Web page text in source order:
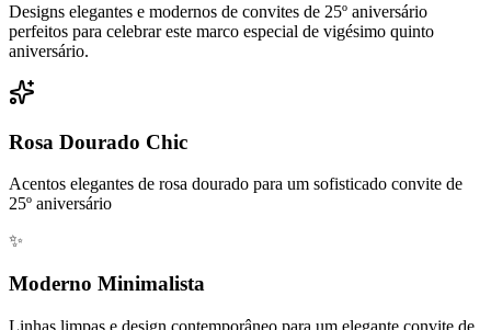
Designs elegantes e modernos de convites de 25º aniversário
perfeitos para celebrar este marco especial de vigésimo quinto
aniversário.
Rosa Dourado Chic
Acentos elegantes de rosa dourado para um sofisticado convite de
25º aniversário
✨
Moderno Minimalista
Linhas limpas e design contemporâneo para um elegante convite de